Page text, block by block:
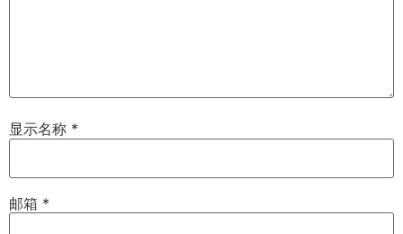
显示名称 *
邮箱 *